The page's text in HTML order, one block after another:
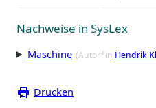
Nachweise in SysLex
Maschine (Autor*in Hendrik
Drucken